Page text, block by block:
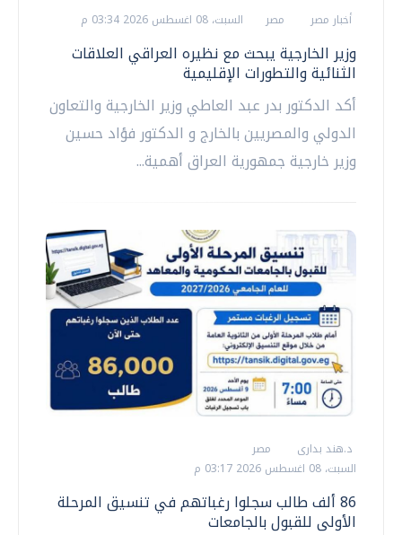
أخبار مصر مصر السبت، 08 اغسطس 2026 03:34 م
وزير الخارجية يبحث مع نظيره العراقي العلاقات
الثنائية والتطورات الإقليمية
أكد الدكتور بدر عبد العاطي وزير الخارجية والتعاون
الدولي والمصريين بالخارج و الدكتور فؤاد حسين
وزير خارجية جمهورية العراق أهمية...
د.هند بدارى
مصر
السبت، 08 اغسطس 2026 03:17 م
86 ألف طالب سجلوا رغباتهم في تنسيق المرحلة
الأولى للقبول بالجامعات